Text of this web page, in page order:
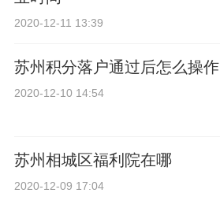
2020-12-11 13:39
苏州积分落户通过后怎么操作
2020-12-10 14:54
苏州相城区福利院在哪
2020-12-09 17:04